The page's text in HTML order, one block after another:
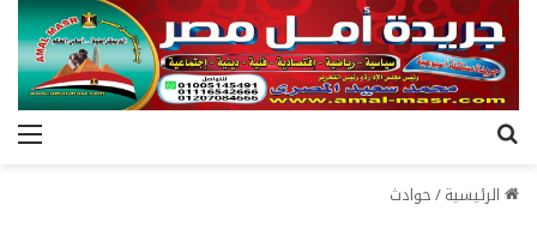
الرئيسية/حوادث